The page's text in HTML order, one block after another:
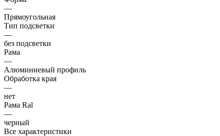
—
Прямоугольная
Тип подсветки
—
без подсветки
Рама
—
Алюминиевый профиль
Обработка края
—
нет
Рама Ral
—
черный
Все характеристики